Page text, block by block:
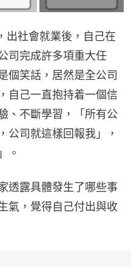
出社會就業後，自己在
司完成許多項重大任
個笑話，居然是全公司
自己一直抱持着一個信
、不斷學習，「所有公
公司就這樣回報我」，
。
透露具體發生了哪些事
氣，覺得自己付出與收